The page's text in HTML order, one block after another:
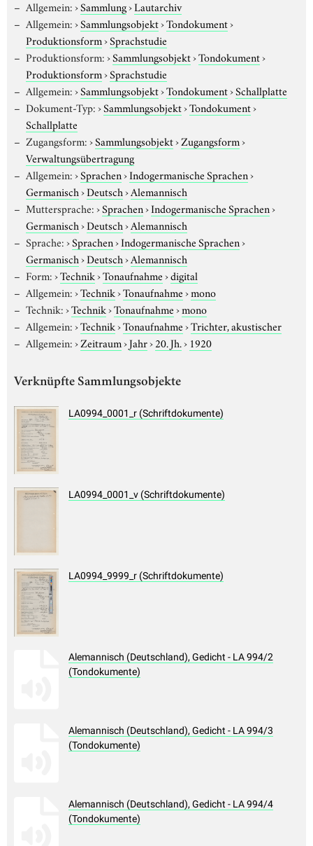
Allgemein:›Sammlung›Lautarchiv
Allgemein:›Sammlungsobjekt›Tondokument›
Produktionsform›Sprachstudie
Produktionsform:›Sammlungsobjekt›Tondokument›
Produktionsform›Sprachstudie
Allgemein:›Sammlungsobjekt›Tondokument›Schallplatte
Dokument-Typ:›Sammlungsobjekt›Tondokument›
Schallplatte
Zugangsform:›Sammlungsobjekt›Zugangsform›
Verwaltungsübertragung
Allgemein:›Sprachen›Indogermanische Sprachen›
Germanisch›Deutsch›Alemannisch
Muttersprache:›Sprachen›Indogermanische Sprachen›
Germanisch›Deutsch›Alemannisch
Sprache:›Sprachen›Indogermanische Sprachen›
Germanisch›Deutsch›Alemannisch
Form:›Technik›Tonaufnahme›digital
Allgemein:›Technik›Tonaufnahme›mono
Technik:›Technik›Tonaufnahme›mono
Allgemein:›Technik›Tonaufnahme›Trichter, akustischer
Allgemein:›Zeitraum›Jahr›20. Jh.› 1920
Verknüpfte Sammlungsobjekte
LA0994_0001_r (Schriftdokumente)
LA0994_0001_v (Schriftdokumente)
LA0994_9999_r (Schriftdokumente)
Alemannisch (Deutschland), Gedicht - LA 994/2
(Tondokumente)
Alemannisch (Deutschland), Gedicht - LA 994/3
(Tondokumente)
Alemannisch (Deutschland), Gedicht - LA 994/4
(Tondokumente)